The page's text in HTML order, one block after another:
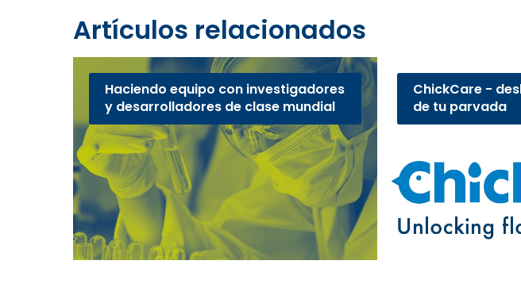
Artículos relacionados
Haciendo equipo con investigadores
y desarrolladores de clase mundial
ChickCare -
de tu parvada